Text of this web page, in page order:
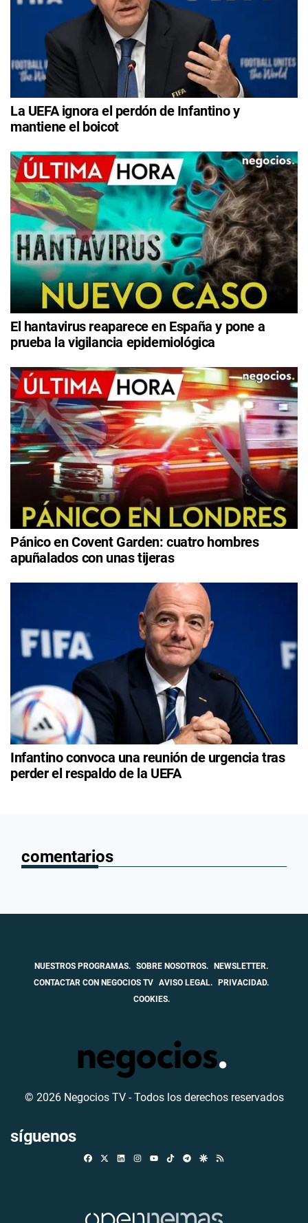
La UEFA ignora el perdón de Infantino y
mantiene el boicot
El hantavirus reaparece en España y pone a
prueba la vigilancia epidemiológica
Pánico en Covent Garden: cuatro hombres
apuñalados con unas tijeras
Infantino convoca una reunión de urgencia tras
perder el respaldo de la UEFA
comentarios
NUESTROS PROGRAMAS. SOBRE NOSOTROS.
NEWSLETTER.
CONTACTAR CON NEGOCIOS TV AVISO LEGAL.
PRIVACIDAD.
COOKIES.
© 2026 Negocios TV - Todos los derechos reservados
síguenos
FacebookLinkedinInstagramTikTokTelegramGoogle Discover